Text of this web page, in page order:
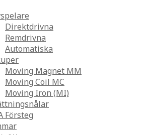
Direktdrivna
Remdrivna
Automatiska
Moving Magnet MM
Moving Coil MC
Moving Iron (MI)
Försteg